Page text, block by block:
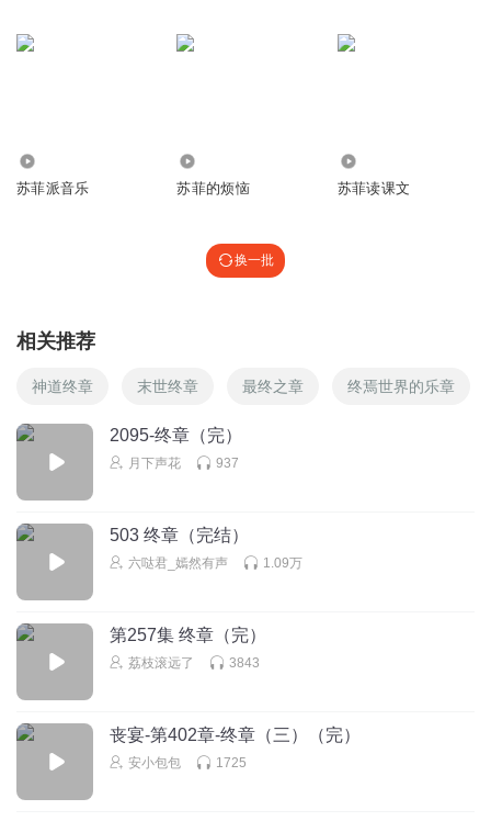
苏菲派音乐 苏菲的烦恼 苏菲读课文
换一批
相关推荐
神道终章 末世终章 最终之章 终焉世界的乐章
2095-终章（完）
月下声花 937
503 终章（完结）
六哒君_嫣然有声 1.09万
第257集 终章（完）
荔枝滚远了 3843
丧宴-第402章-终章（三）（完）
安小包包 1725